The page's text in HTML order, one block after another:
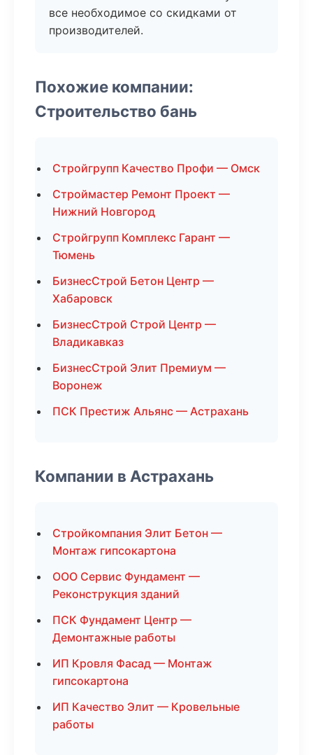
все необходимое со скидками от
производителей.
Похожие компании:
Строительство бань
Стройгрупп Качество Профи — Омск
Строймастер Ремонт Проект —
Нижний Новгород
Стройгрупп Комплекс Гарант —
Тюмень
БизнесСтрой Бетон Центр —
Хабаровск
БизнесСтрой Строй Центр —
Владикавказ
БизнесСтрой Элит Премиум —
Воронеж
ПСК Престиж Альянс — Астрахань
Компании в Астрахань
Стройкомпания Элит Бетон —
Монтаж гипсокартона
ООО Сервис Фундамент —
Реконструкция зданий
ПСК Фундамент Центр —
Демонтажные работы
ИП Кровля Фасад — Монтаж
гипсокартона
ИП Качество Элит — Кровельные
работы